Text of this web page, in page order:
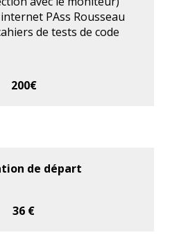
PAss Rousseau
de tests de code
200€
de départ
36 €